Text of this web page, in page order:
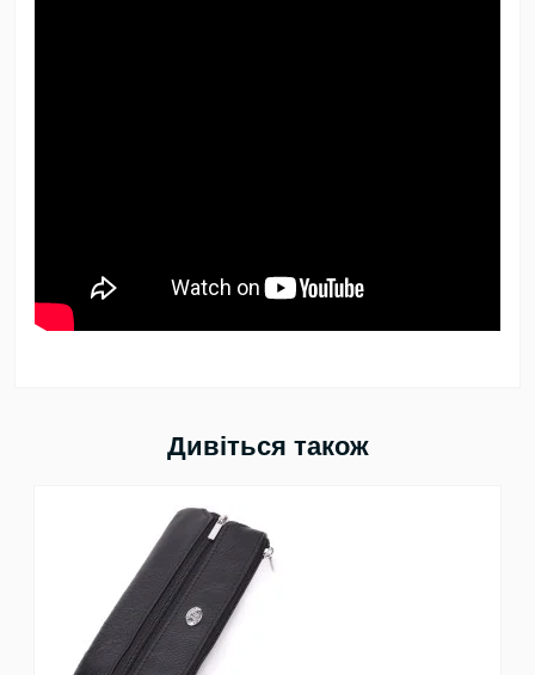
Дивіться також